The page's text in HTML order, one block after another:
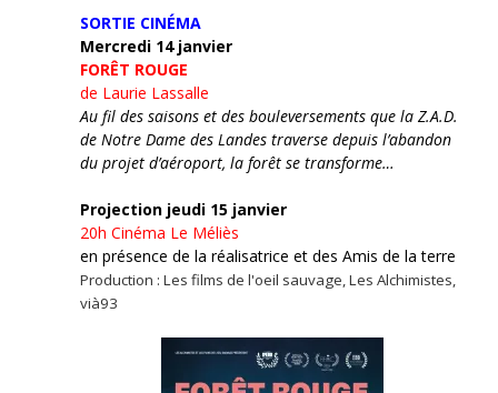
SORTIE CINÉMA
Mercredi 14 janvier
FORÊT ROUGE
de Laurie Lassalle
Au fil des saisons et des bouleversements que la Z.A.D.
de Notre Dame des Landes traverse depuis l’abandon
du projet d’aéroport, la forêt se transforme…
Projection jeudi 15 janvier
20h Cinéma Le Méliès
en présence de la réalisatrice et des Amis de la terre
Production : Les films de l'oeil sauvage, Les Alchimistes,
vià93